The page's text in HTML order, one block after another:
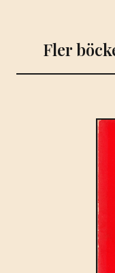
Fler